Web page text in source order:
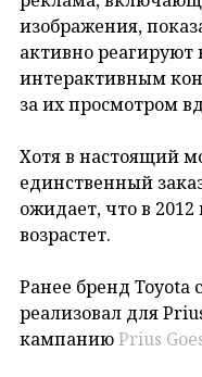
изображения,
активно реагируют
интерактивным
за их просмотром
Хотя в настоящий
единственный
ожидает, что в
возрастет.
Ранее бренд Toyota
реализовал для
кампаниюPrius